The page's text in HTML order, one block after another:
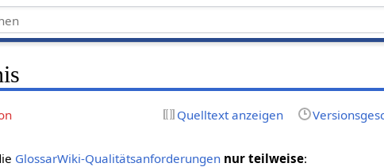
Quelltext anzeigen
GlossarWiki-Qualitätsanforderungen nur teilweise: